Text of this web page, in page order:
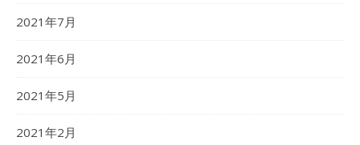
2021年7月
2021年6月
2021年5月
2021年2月